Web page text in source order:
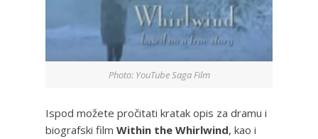
Photo: YouTube Saga Film
Ispod možete pročitati kratak opis za dramu i
biografski film Within the Whirlwind, kao i